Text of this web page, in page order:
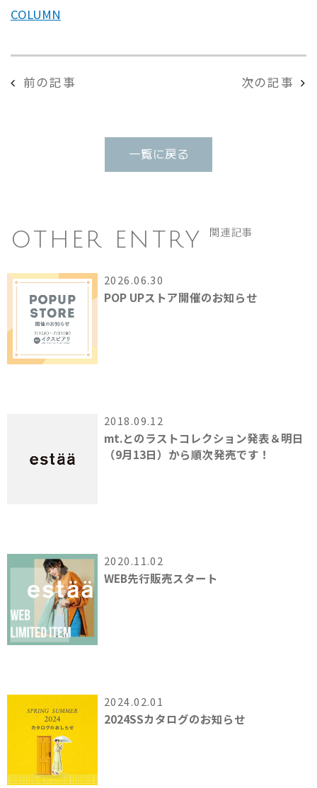
COLUMN
前の記事 次の記事
一覧に戻る
OTHER ENTRY 関連記事
2026.06.30
POP UPストア開催のお知らせ
2018.09.12
mt.とのラストコレクション発表＆明日
（9月13日）から順次発売です！
2020.11.02
WEB先行販売スタート
2024.02.01
2024SSカタログのお知らせ